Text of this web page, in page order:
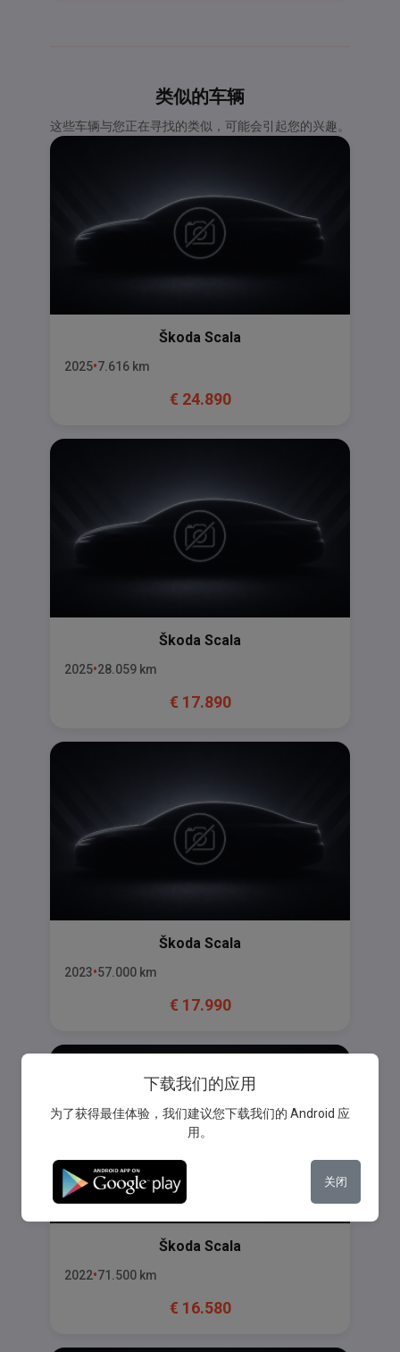
类似的车辆
这些车辆与您正在寻找的类似，可能会引起您的兴趣。
Škoda Scala
2025 7.616 km
€ 24.890
Škoda Scala
2025 28.059 km
€ 17.890
Škoda Scala
2023 57.000 km
€ 17.990
Škoda Scala
2022 71.500 km
€ 16.580
下载我们的应用
为了获得最佳体验，我们建议您下载我们的 Android 应
用。
关闭